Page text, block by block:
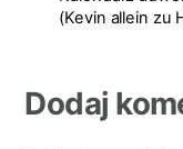
(Kevin allein zu
Dodaj